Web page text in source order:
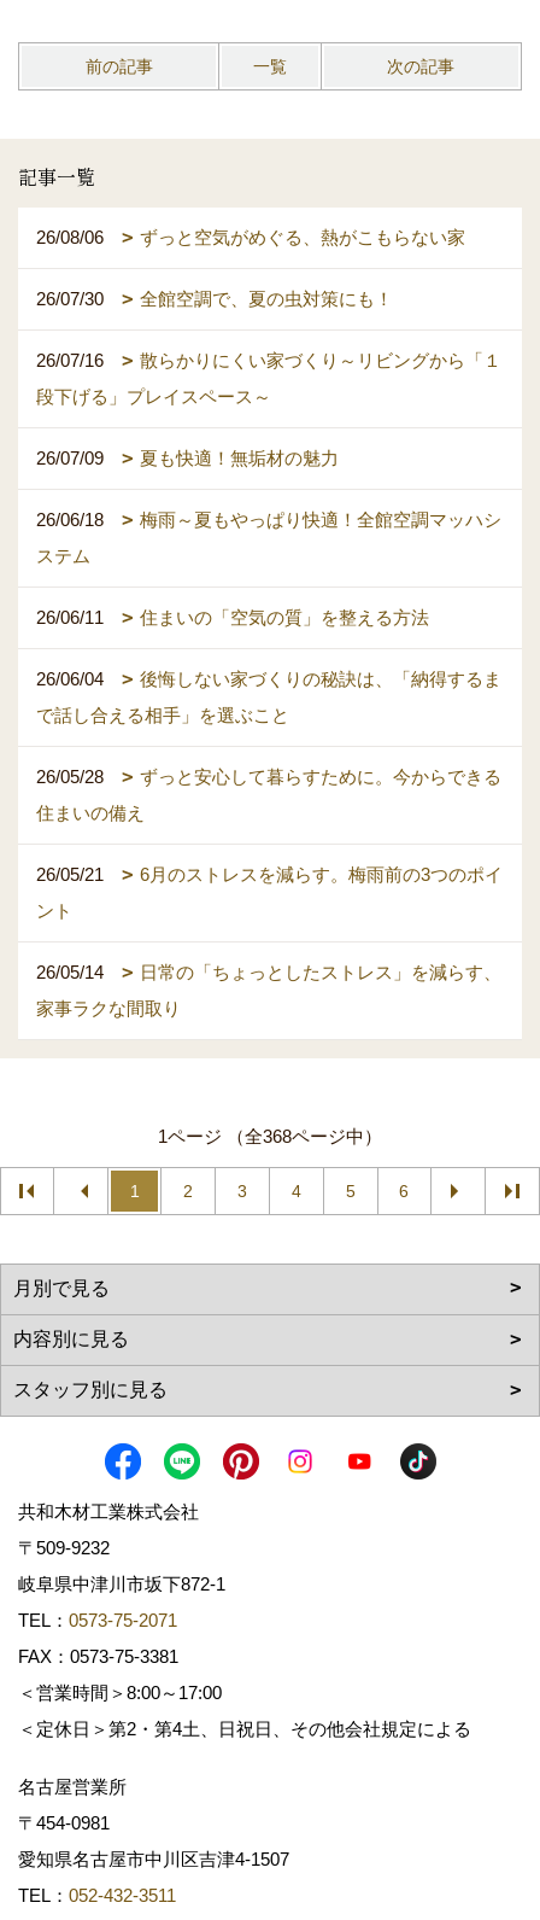
前の記事 一覧 次の記事
記事一覧
26/08/06 ずっと空気がめぐる、熱がこもらない家
26/07/30 全館空調で、夏の虫対策にも！
26/07/16
散らかりにくい家づくり～リビングから「１
段下げる」プレイスペース～
26/07/09 夏も快適！無垢材の魅力
26/06/18
梅雨～夏もやっぱり快適！全館空調マッハシ
ステム
26/06/11 住まいの「空気の質」を整える方法
26/06/04
後悔しない家づくりの秘訣は、「納得するま
で話し合える相手」を選ぶこと
26/05/28
ずっと安心して暮らすために。今からできる
住まいの備え
26/05/21
6月のストレスを減らす。梅雨前の3つのポイ
ント
26/05/14
日常の「ちょっとしたストレス」を減らす、
家事ラクな間取り
1ページ （全368ページ中）
1 2 3 4 5 6
共和木材工業株式会社
〒509-9232
岐阜県中津川市坂下872‐1
TEL： 0573-75-2071
FAX：0573-75-3381
＜営業時間＞8:00～17:00
＜定休日＞第2・第4土、日祝日、その他会社規定による
名古屋営業所
〒454-0981
愛知県名古屋市中川区吉津4-1507
TEL： 052-432-3511